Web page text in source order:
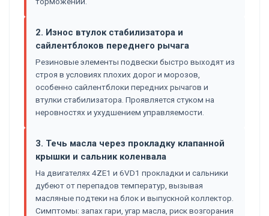
2. Износ втулок стабилизатора и
сайлентблоков переднего рычага
Резиновые элементы подвески быстро выходят из
строя в условиях плохих дорог и морозов,
особенно сайлентблоки передних рычагов и
втулки стабилизатора. Проявляется стуком на
неровностях и ухудшением управляемости.
3. Течь масла через прокладку клапанной
крышки и сальник коленвала
На двигателях 4ZE1 и 6VD1 прокладки и сальники
дубеют от перепадов температур, вызывая
масляные подтеки на блок и выпускной коллектор.
Симптомы: запах гари, угар масла, риск возгорания